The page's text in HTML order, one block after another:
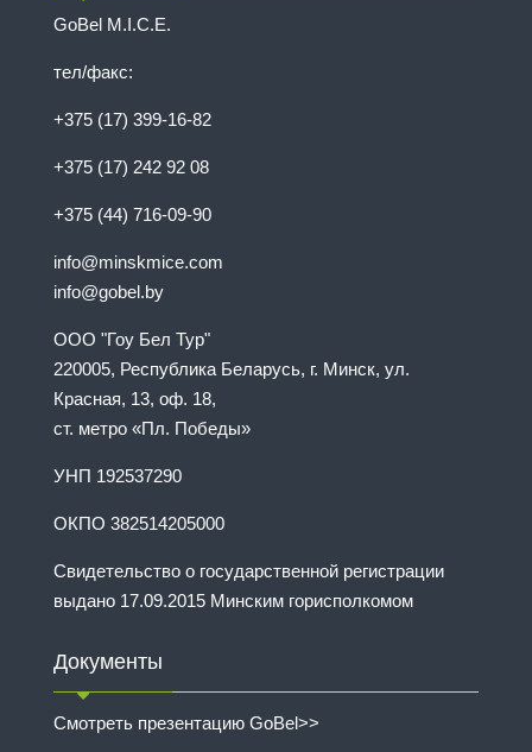
GoBel M.I.C.E.
тел/факс:
+375 (17) 399-16-82
+375 (17) 242 92 08
+375 (44) 716-09-90
info@minskmice.com
info@gobel.by
ООО "Гоу Бел Тур"
220005, Республика Беларусь, г. Минск, ул.
Красная, 13, оф. 18,
ст. метро «Пл. Победы»
УНП 192537290
ОКПО 382514205000
Свидетельство о государственной регистрации
выдано 17.09.2015 Минским горисполкомом
Документы
Смотреть презентацию GoBel>>